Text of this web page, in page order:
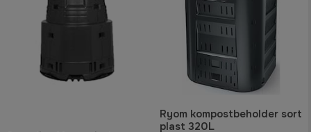
Ryom kompostbeholder sort
plast 320L